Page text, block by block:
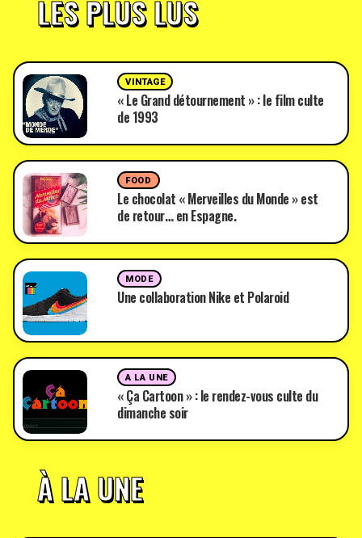
LES PLUS LUS
VINTAGE
« Le Grand détournement » : le film culte
de 1993
FOOD
Le chocolat « Merveilles du Monde » est
de retour… en Espagne.
MODE
Une collaboration Nike et Polaroid
A LA UNE
« Ça Cartoon » : le rendez-vous culte du
dimanche soir
À LA UNE